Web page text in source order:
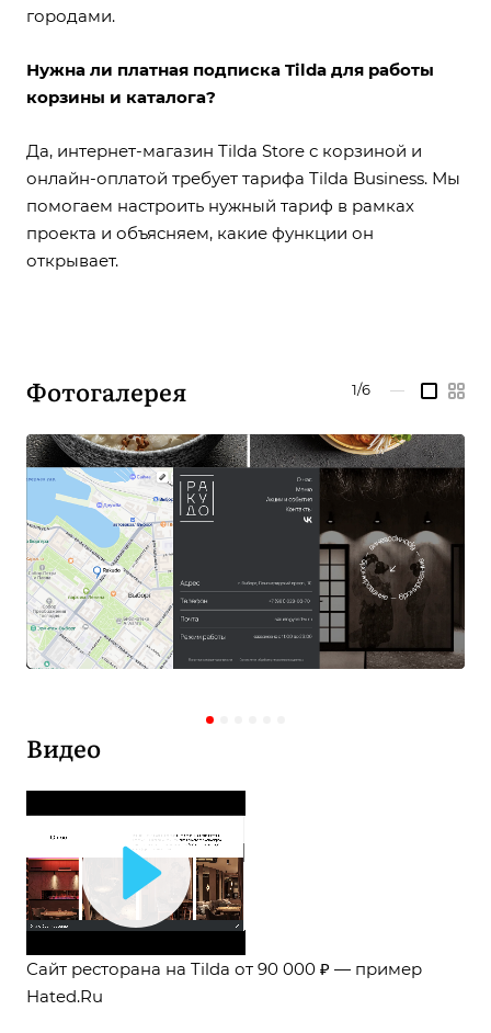
городами.
Нужна ли платная подписка Tilda для работы
корзины и каталога?
Да, интернет-магазин Tilda Store с корзиной и
онлайн-оплатой требует тарифа Tilda Business. Мы
помогаем настроить нужный тариф в рамках
проекта и объясняем, какие функции он
открывает.
Фотогалерея 1/6 —
Видео
Play
Video
Сайт ресторана на Tilda от 90 000 ₽ — пример
Hated.Ru